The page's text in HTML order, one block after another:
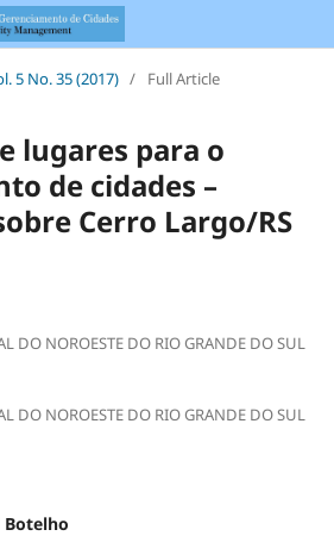
5 No. 35 (2017) / Full Article
lugares para o
de cidades –
Cerro Largo/RS
DO NOROESTE DO RIO GRANDE DO SUL
DO NOROESTE DO RIO GRANDE DO SUL
Botelho